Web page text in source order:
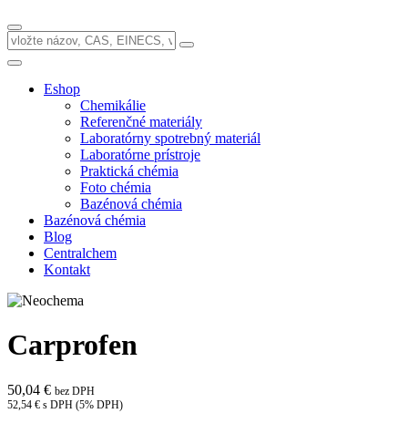
Eshop
Chemikálie
Referenčné materiály
Laboratórny spotrebný materiál
Laboratórne prístroje
Praktická chémia
Foto chémia
Bazénová chémia
Bazénová chémia
Blog
Centralchem
Kontakt
Carprofen
50,04 € bez DPH
52,54 € s DPH (5% DPH)